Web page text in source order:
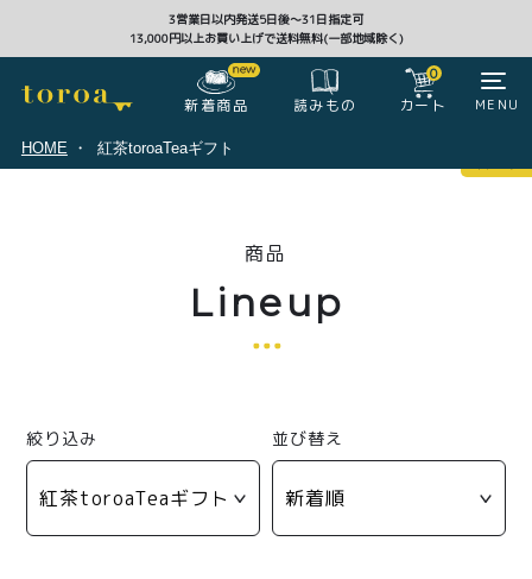
3営業日以内発送5日後〜31日指定可
13,000円以上お買い上げで送料無料(一部地域除く)
新着商品 読みもの
0
カート MENU
商品一覧
HOME 紅茶toroaTeaギフト
商品
Lineup
絞り込み 並び替え